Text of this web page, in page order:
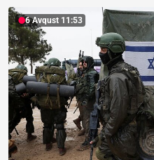
6 Avqust 11:53